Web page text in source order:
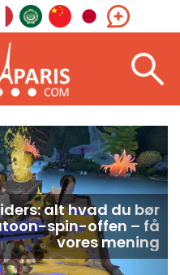
fantasyfilmen
Jovovich lander på
Prime Video